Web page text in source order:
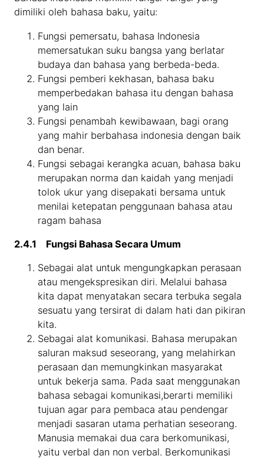
dimiliki oleh bahasa baku, yaitu:
Fungsi pemersatu, bahasa Indonesia
memersatukan suku bangsa yang berlatar
budaya dan bahasa yang berbeda-beda.
Fungsi pemberi kekhasan, bahasa baku
memperbedakan bahasa itu dengan bahasa
yang lain
Fungsi penambah kewibawaan, bagi orang
yang mahir berbahasa indonesia dengan baik
dan benar.
Fungsi sebagai kerangka acuan, bahasa baku
merupakan norma dan kaidah yang menjadi
tolok ukur yang disepakati bersama untuk
menilai ketepatan penggunaan bahasa atau
ragam bahasa
2.4.1 Fungsi Bahasa Secara Umum
Sebagai alat untuk mengungkapkan perasaan
atau mengekspresikan diri. Melalui bahasa
kita dapat menyatakan secara terbuka segala
sesuatu yang tersirat di dalam hati dan pikiran
kita.
Sebagai alat komunikasi. Bahasa merupakan
saluran maksud seseorang, yang melahirkan
perasaan dan memungkinkan masyarakat
untuk bekerja sama. Pada saat menggunakan
bahasa sebagai komunikasi,berarti memiliki
tujuan agar para pembaca atau pendengar
menjadi sasaran utama perhatian seseorang.
Manusia memakai dua cara berkomunikasi,
yaitu verbal dan non verbal. Berkomunikasi